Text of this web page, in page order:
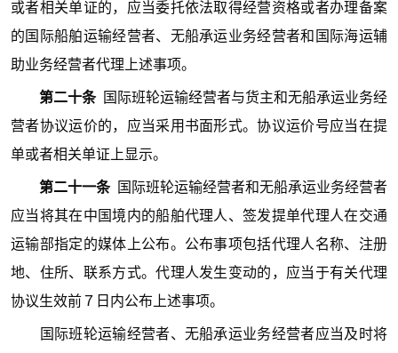
或者相关单证的，应当委托依法取得经营资格或者办理备案
的国际船舶运输经营者、无船承运业务经营者和国际海运辅
助业务经营者代理上述事项。
第二十条 国际班轮运输经营者与货主和无船承运业务经
营者协议运价的，应当采用书面形式。协议运价号应当在提
单或者相关单证上显示。
第二十一条 国际班轮运输经营者和无船承运业务经营者
应当将其在中国境内的船舶代理人、签发提单代理人在交通
运输部指定的媒体上公布。公布事项包括代理人名称、注册
地、住所、联系方式。代理人发生变动的，应当于有关代理
协议生效前７日内公布上述事项。
国际班轮运输经营者、无船承运业务经营者应当及时将